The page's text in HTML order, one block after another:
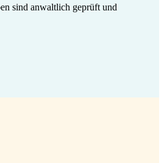
sind anwaltlich geprüft und